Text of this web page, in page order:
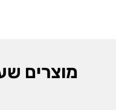
מוצרים